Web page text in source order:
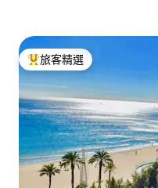
旅客精選榜首
旅客精選